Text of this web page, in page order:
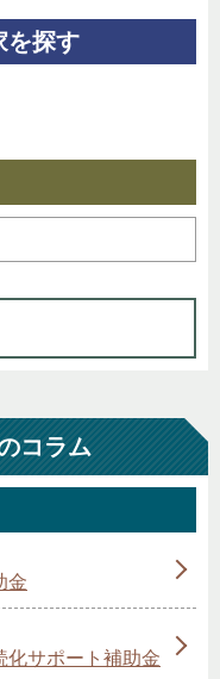
を探す
コラム
金
サポート補助金